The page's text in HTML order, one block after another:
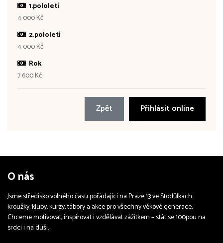
1.pololetí
4 000 Kč
2.pololetí
4 000 Kč
Rok
7 600 Kč
Přihlásit online
Zpět
O nás
Jsme středisko volného času pořádající na Praze 13 ve Stodůlkách
kroužky, kluby, kurzy, tábory a akce pro všechny věkové generace.
Chceme motivovat, inspirovat i vzdělávat zážitkem – stát se 100pou na
srdci i na duši.